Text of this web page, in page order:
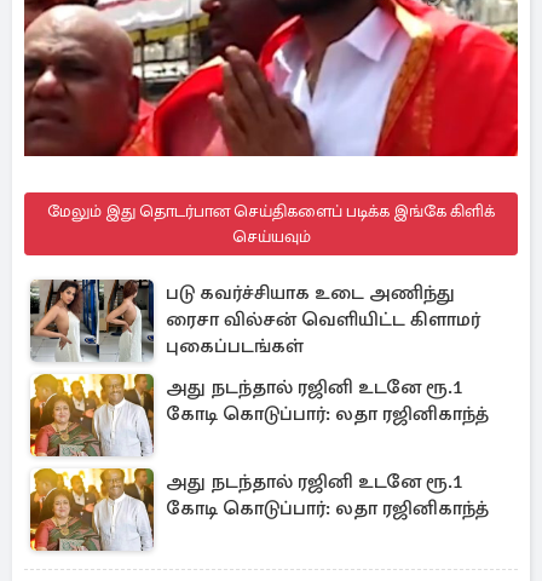
மேலும் இது தொடர்பான செய்திகளைப் படிக்க இங்கே கிளிக்
செய்யவும்
படு கவர்ச்சியாக உடை அணிந்து
ரைசா வில்சன் வெளியிட்ட கிளாமர்
புகைப்படங்கள்
அது நடந்தால் ரஜினி உடனே ரூ.1
கோடி கொடுப்பார்: லதா ரஜினிகாந்த்
அது நடந்தால் ரஜினி உடனே ரூ.1
கோடி கொடுப்பார்: லதா ரஜினிகாந்த்